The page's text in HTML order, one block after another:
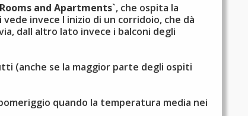
and Apartments`, che ospita la
invece l inizio di un corridoio, che dà
dall altro lato invece i balconi degli
(anche se la maggior parte degli ospiti
quando la temperatura media nei